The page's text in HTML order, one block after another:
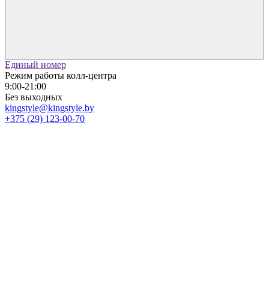
Единый номер
Режим работы колл-центра
9:00-21:00
Без выходных
kingstyle@kingstyle.by
+375 (29) 123-00-70